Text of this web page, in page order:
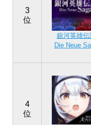
3
位
銀河英雄伝
Die Neue
4
位